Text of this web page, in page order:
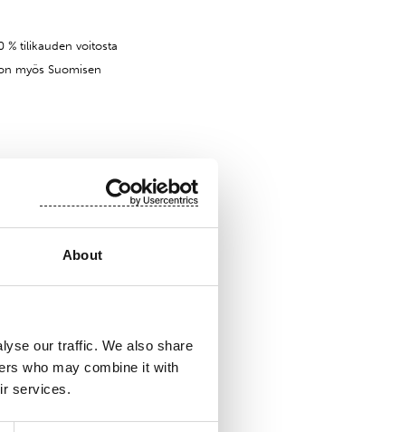
About
our traffic. We also share
who may combine it with
services.
% tilikauden voitosta
myös Suomisen
12.11.2014 klo 12 -
– 2017. Kutsu